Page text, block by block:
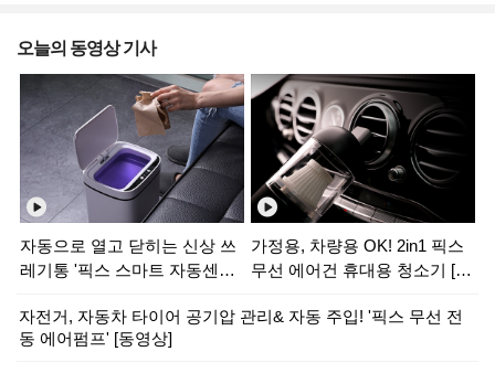
오늘의 동영상 기사
자동으로 열고 닫히는 신상 쓰
레기통 '픽스 스마트 자동센서
가정용, 차량용 OK! 2in1 픽스
무선 에어건 휴대용 청소기 [동
자전거, 자동차 타이어 공기압 관리& 자동 주입! '픽스 무선 전
동 에어펌프' [동영상]